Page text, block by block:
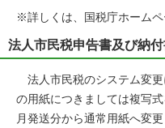
※詳しくは、国税庁ホームペ
法人市民税申告書及び納
法人市民税のシステム変
の用紙につきましては複写
月発送分から通常用紙へ変